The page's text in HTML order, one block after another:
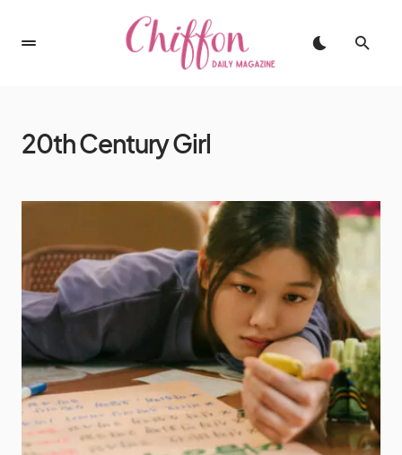
20th Century Girl